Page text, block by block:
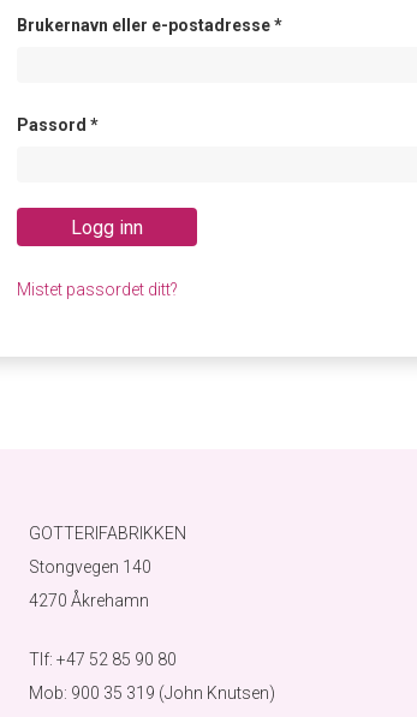
Brukernavn eller e-postadresse*Påkrevd
Passord *Påkrevd
Logg inn
Mistet passordet ditt?
GOTTERIFABRIKKEN
Stongvegen 140
4270 Åkrehamn
Tlf: +47 52 85 90 80
Mob: 900 35 319 (John Knutsen)